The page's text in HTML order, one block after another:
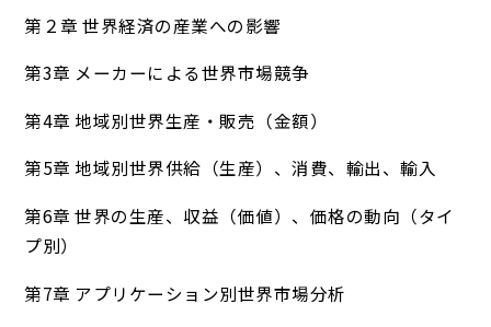
第２章 世界経済の産業への影響
第3章 メーカーによる世界市場競争
第4章 地域別世界生産・販売（金額）
第5章 地域別世界供給（生産）、消費、輸出、輸入
第6章 世界の生産、収益（価値）、価格の動向（タイ
プ別）
第7章 アプリケーション別世界市場分析